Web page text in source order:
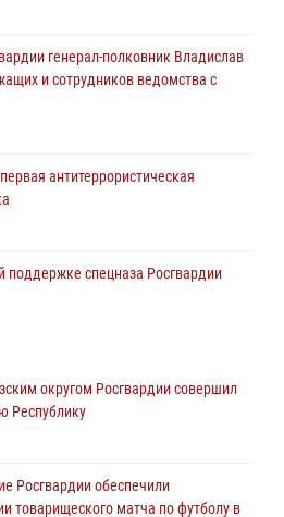
генерал-полковник Владислав
и сотрудников ведомства с
антитеррористическая
поддержке спецназа Росгвардии
Росгвардии пресечено более 180
в Краснодарском крае
округом Росгвардии совершил
Республику
Росгвардии обеспечили
товарищеского матча по футболу в